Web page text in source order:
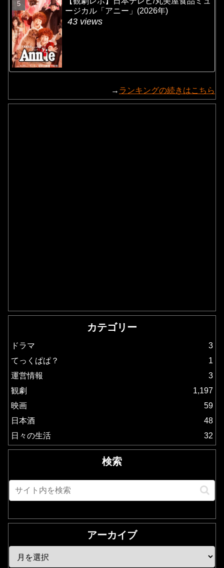
ージカル「アニー」(2026年)
43 views
→ ランキングの続きはこちら
カテゴリー
ドラマ
3
てっくぱぱ？
1
運営情報
3
観劇
1,197
映画
59
日本酒
48
日々の生活
32
検索
アーカイブ